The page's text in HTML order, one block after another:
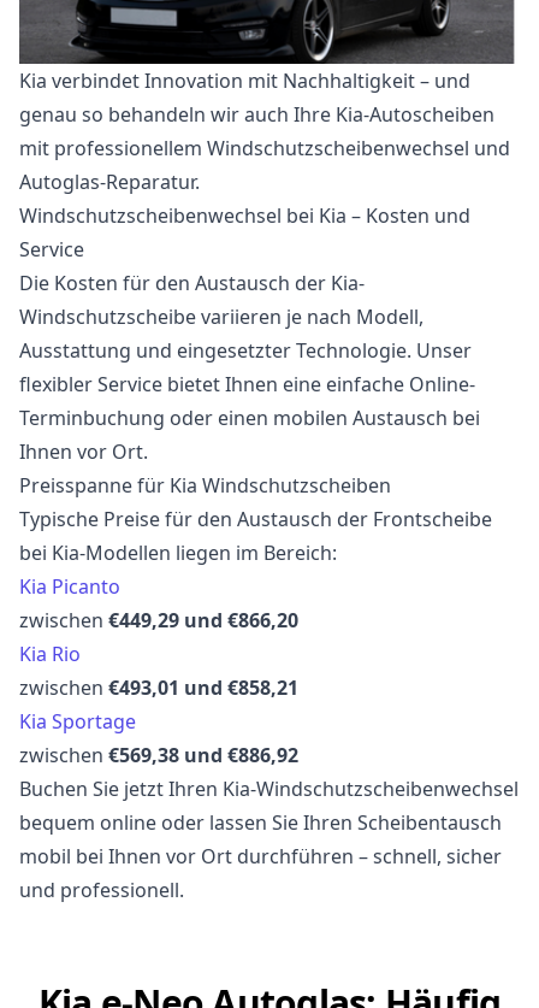
Kia verbindet Innovation mit Nachhaltigkeit – und
genau so behandeln wir auch Ihre Kia-Autoscheiben
mit professionellem Windschutzscheibenwechsel und
Autoglas-Reparatur.
Windschutzscheibenwechsel bei Kia – Kosten und
Service
Die Kosten für den Austausch der Kia-
Windschutzscheibe variieren je nach Modell,
Ausstattung und eingesetzter Technologie. Unser
flexibler Service bietet Ihnen eine einfache Online-
Terminbuchung oder einen mobilen Austausch bei
Ihnen vor Ort.
Preisspanne für Kia Windschutzscheiben
Typische Preise für den Austausch der Frontscheibe
bei Kia-Modellen liegen im Bereich:
Kia Picanto
zwischen €449,29 und €866,20
Kia Rio
zwischen €493,01 und €858,21
Kia Sportage
zwischen €569,38 und €886,92
Buchen Sie jetzt Ihren Kia-Windschutzscheibenwechsel
bequem online oder lassen Sie Ihren Scheibentausch
mobil bei Ihnen vor Ort durchführen – schnell, sicher
und professionell.